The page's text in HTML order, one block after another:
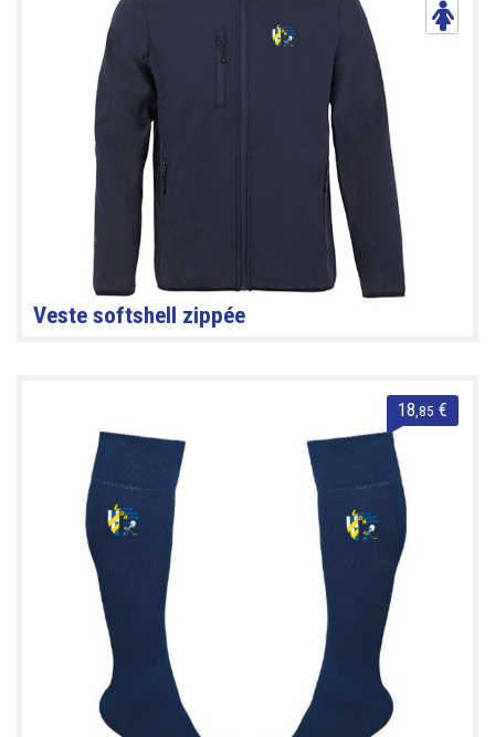
Veste softshell zippée
18 ,85 €